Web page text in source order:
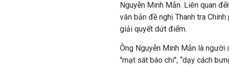
Nguyễn Minh Mẫn. Liên quan
văn bản đề nghị Thanh tra
giải quyết dứt điểm.
Ông Nguyễn Minh Mẫn là người
"mạt sát báo chí", “dạy cách